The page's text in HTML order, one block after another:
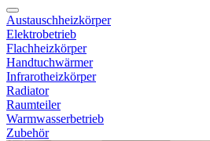
Austauschheizkörper
Elektrobetrieb
Flachheizkörper
Handtuchwärmer
Infrarotheizkörper
Radiator
Raumteiler
Warmwasserbetrieb
Zubehör